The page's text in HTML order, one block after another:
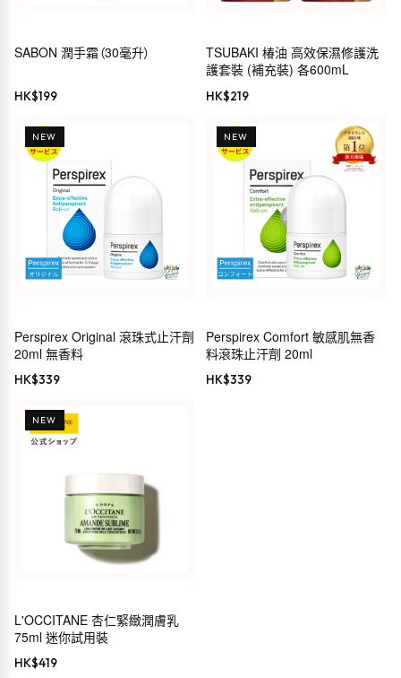
SABON 潤手霜（30毫升）
HK$199
TSUBAKI 椿油 高效保濕修護洗
護套裝 (補充裝) 各600mL
HK$219
NEW
Perspirex Original 滾珠式止汗劑
20ml 無香料
HK$339
NEW
Perspirex Comfort 敏感肌無香
料滾珠止汗劑 20ml
HK$339
NEW
L'OCCITANE 杏仁緊緻潤膚乳
75ml 迷你試用裝
HK$419